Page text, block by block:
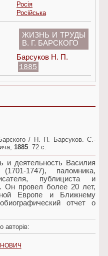
Росія
Російська
ЖИЗНЬ И ТРУДЫ
В. Г. БАРСКОГО
Барсуков Н. П.
1885
/ Н. П. Барсуков. С.-
1885. 72 с.
и деятельность Василия
(1701-1747), паломника,
публициста и
Он провел более 20 лет,
Европе и Ближнему
отчет о
авторів: